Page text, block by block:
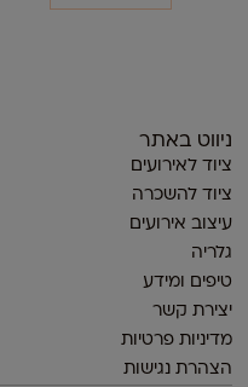
ניווט באתר
ציוד לאירועים
ציוד להשכרה
עיצוב אירועים
גלריה
טיפים ומידע
יצירת קשר
מדיניות פרטיות
הצהרת נגישות